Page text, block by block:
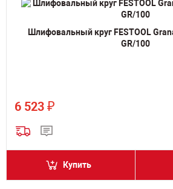
Шлифовальный круг FESTOOL
GR/100
6 523 ₽
Купить